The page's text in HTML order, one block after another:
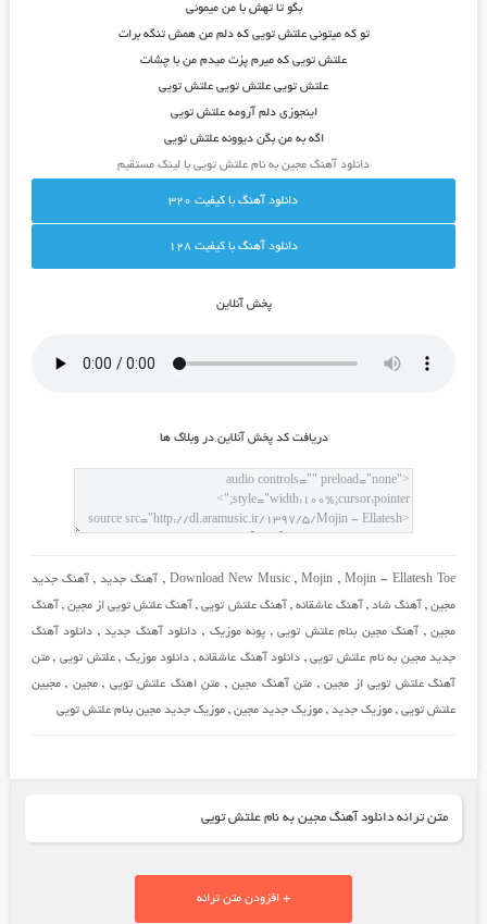
بگو تا تهش با من میمونی
تو که میتونی علتش تویی که دلم من همش تنگه برات
علتش تویی که میرم پزت میدم من با چشات
علتش تویی علتش تویی علتش تویی
اینجوزی دلم آرومه علتش تویی
اگه به من بگن دیوونه علتش تویی
دانلود آهنگ مجین به نام علتش تویی با لینک مستقیم
دانلود آهنگ با کيفيت 320
دانلود آهنگ با کيفيت 128
پخش آنلاين
دريافت کد پخش آنلاين در وبلاگ ها
Download New Music ,Mojin , Mojin - Ellatesh Toe
, آهنگ جدید, آهنگ جدید
مجین, آهنگ شاد, آهنگ عاشقانه , آهنگ علتش تویی, آهنگ علتش تویی از مجین, آهنگ
مجین, آهنگ مجین بنام علتش تویی, پونه موزیک , دانلود آهنگ جدید, دانلود آهنگ
جدید مجین به نام علتش تویی, دانلود آهنگ عاشقانه, دانلود موزیک ,علتش تویی ,متن
آهنگ علتش تویی از مجین, متن آهنگ مجین, متن اهنگ علتش تویی ,مجین ,مجیین
علتش تویی, موزیک جدید, موزیک جدید مجین, موزیک جدید مجین بنام علتش تویی
متن ترانه دانلود آهنگ مجین به نام علتش تویی
+ افزودن متن ترانه